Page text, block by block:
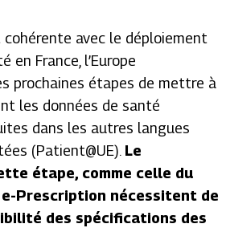
avec le déploiement
en France, l’Europe
prochaines étapes de mettre à
les données de santé
dans les autres langues
(Patient@UE). Le
étape, comme celle du
e-Prescription nécessitent de
des spécifications des